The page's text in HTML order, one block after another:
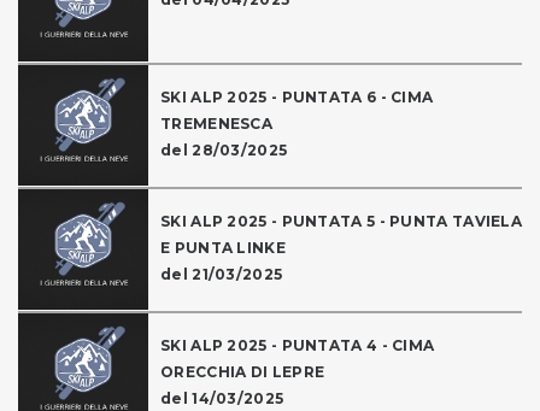
SKI ALP 2025 - PUNTATA 6 - CIMA
TREMENESCA
del 28/03/2025
SKI ALP 2025 - PUNTATA 5 - PUNTA TAVIELA
E PUNTA LINKE
del 21/03/2025
SKI ALP 2025 - PUNTATA 4 - CIMA
ORECCHIA DI LEPRE
del 14/03/2025